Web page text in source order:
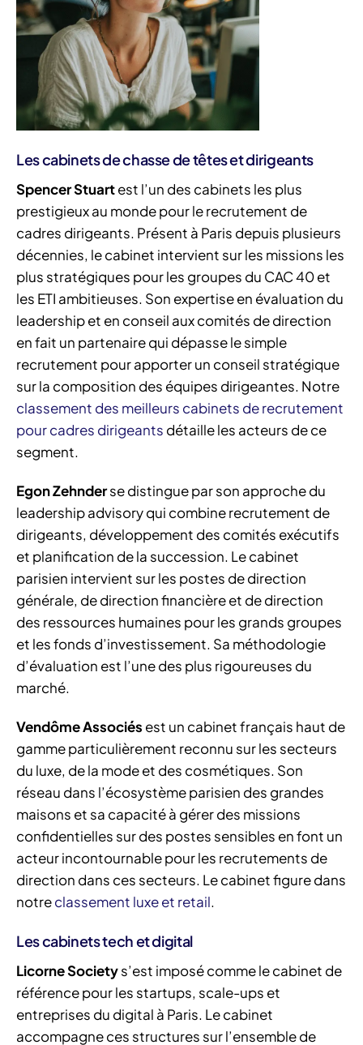
Les cabinets de chasse de têtes et dirigeants
Spencer Stuartest l’un des cabinets les plus
prestigieux au monde pour le recrutement de
cadres dirigeants. Présent à Paris depuis plusieurs
décennies, le cabinet intervient sur les missions les
plus stratégiques pour les groupes du CAC 40 et
les ETI ambitieuses. Son expertise en évaluation du
leadership et en conseil aux comités de direction
en fait un partenaire qui dépasse le simple
recrutement pour apporter un conseil stratégique
sur la composition des équipes dirigeantes. Notre
classement des meilleurs cabinets de recrutement
pour cadres dirigeants détaille les acteurs de ce
segment.
Egon Zehnderse distingue par son approche du
leadership advisory qui combine recrutement de
dirigeants, développement des comités exécutifs
et planification de la succession. Le cabinet
parisien intervient sur les postes de direction
générale, de direction financière et de direction
des ressources humaines pour les grands groupes
et les fonds d’investissement. Sa méthodologie
d’évaluation est l’une des plus rigoureuses du
marché.
Vendôme Associés est un cabinet français haut de
gamme particulièrement reconnu sur les secteurs
du luxe, de la mode et des cosmétiques. Son
réseau dans l’écosystème parisien des grandes
maisons et sa capacité à gérer des missions
confidentielles sur des postes sensibles en font un
acteur incontournable pour les recrutements de
direction dans ces secteurs. Le cabinet figure dans
notreclassement luxe et retail.
Les cabinets tech et digital
Licorne Societys’est imposé comme le cabinet de
référence pour les startups, scale-ups et
entreprises du digital à Paris. Le cabinet
accompagne ces structures sur l’ensemble de